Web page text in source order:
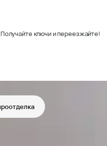
ключи и переезжайте!